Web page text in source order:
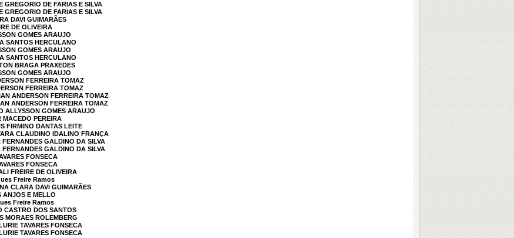
DE FARIAS E SILVA
DE FARIAS E SILVA
DAVI GUIMARÃES
DE OLIVEIRA
GOMES ARAUJO
SANTOS HERCULANO
GOMES ARAUJO
SANTOS HERCULANO
BRAGA PRAXEDES
GOMES ARAUJO
FERREIRA TOMAZ
FERREIRA TOMAZ
ANDERSON FERREIRA TOMAZ
ANDERSON FERREIRA TOMAZ
ALLYSSON GOMES ARAUJO
PEREIRA
FIRMINO DANTAS LEITE
CLAUDINO IDALINO FRANÇA
GALDINO DA SILVA
GALDINO DA SILVA
FONSECA
FONSECA
FREIRE DE OLIVEIRA
Freire Ramos
CLARA DAVI GUIMARÃES
ANJOS E MELLO
Freire Ramos
CASTRO DOS SANTOS
MORAES ROLEMBERG
TAVARES FONSECA
TAVARES FONSECA